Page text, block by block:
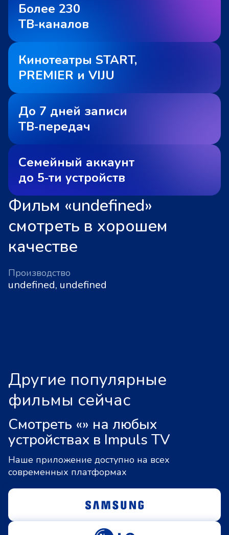
Более 230
ТВ‑каналов
Кинотеатры START,
PREMIER и VIJU
До 7 дней записи
ТВ‑передач
Семейный аккаунт
до 5‑ти устройств
Фильм «undefined»
смотреть в хорошем
качестве
Производство
undefined, undefined
Другие популярные
фильмы сейчас
Смотреть «» на любых
устройствах в Impuls TV
Наше приложение доступно на всех
современных платформах